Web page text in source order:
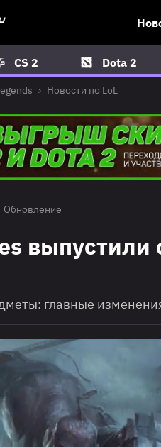
CS 2 Dota 2
Новости по LoL
Обновление
главные